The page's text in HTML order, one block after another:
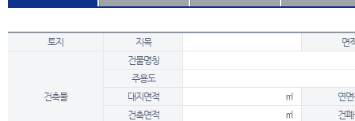
토지 지목 면
건축물
건물명칭
주용도
대지면적
㎡
연
건축면적
㎡
건